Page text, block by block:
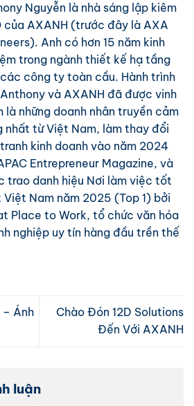
Nguyễn là nhà sáng lập kiêm
của AXANH (trước đây là AXA
Anh có hơn 15 năm kinh
trong ngành thiết kế hạ tầng
công ty toàn cầu. Hành trình
và AXANH đã được vinh
là những doanh nhân truyền cảm
nhất từ Việt Nam, làm thay đổi
kinh doanh vào năm 2024
Entrepreneur Magazine, và
trao danh hiệu Nơi làm việc tốt
Việt Nam năm 2025 (Top 1) bởi
Place to Work, tổ chức văn hóa
nghiệp uy tín hàng đầu trền thế
– Ánh
Chào Đón 12D Solutions
Đến Với AXANH
luận